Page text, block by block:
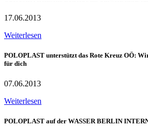
17.06.2013
Weiterlesen
POLOPLAST unterstützt das Rote Kreuz OÖ:
für dich
07.06.2013
Weiterlesen
POLOPLAST auf der WASSER BERLIN